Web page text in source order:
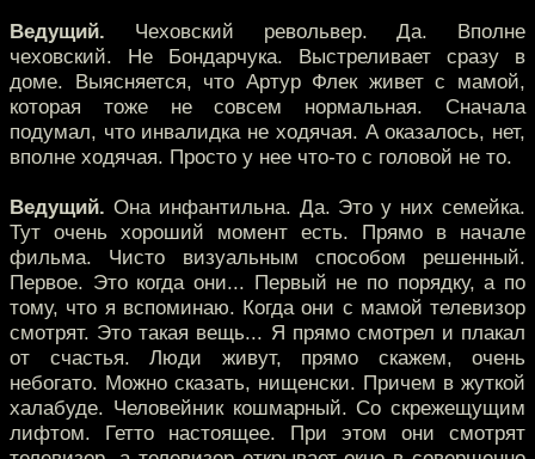
Ведущий. Чеховский револьвер. Да. Вполне
чеховский. Не Бондарчука. Выстреливает сразу в
доме. Выясняется, что Артур Флек живет с мамой,
которая тоже не совсем нормальная. Сначала
подумал, что инвалидка не ходячая. А оказалось, нет,
вполне ходячая. Просто у нее что-то с головой не то.
Ведущий. Она инфантильна. Да. Это у них семейка.
Тут очень хороший момент есть. Прямо в начале
фильма. Чисто визуальным способом решенный.
Первое. Это когда они... Первый не по порядку, а по
тому, что я вспоминаю. Когда они с мамой телевизор
смотрят. Это такая вещь... Я прямо смотрел и плакал
от счастья. Люди живут, прямо скажем, очень
небогато. Можно сказать, нищенски. Причем в жуткой
халабуде. Человейник кошмарный. Со скрежещущим
лифтом. Гетто настоящее. При этом они смотрят